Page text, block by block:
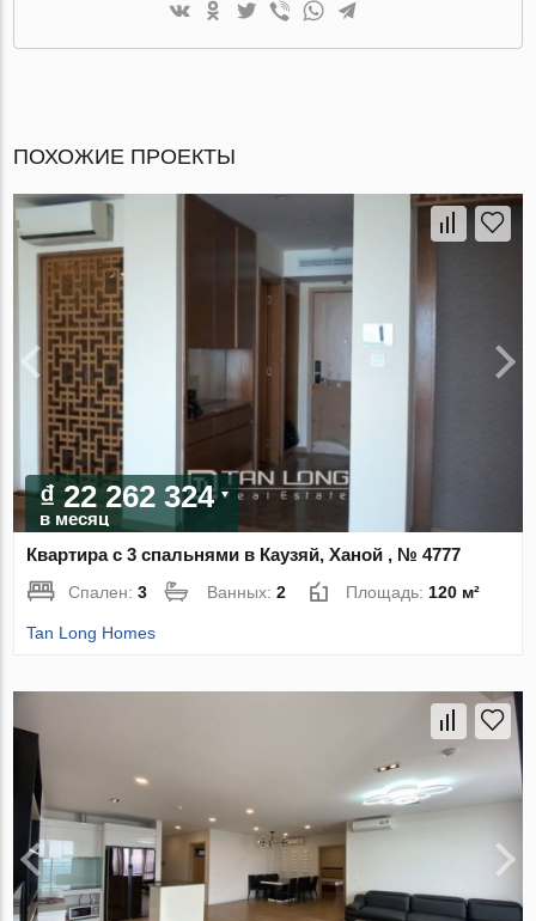
ПОХОЖИЕ ПРОЕКТЫ
₫ 22 262 324
в месяц
Квартира с 3 спальнями в Каузяй, Ханой , № 4777
Спален:3 Ванных:2 Площадь:120 м²
Tan Long Homes